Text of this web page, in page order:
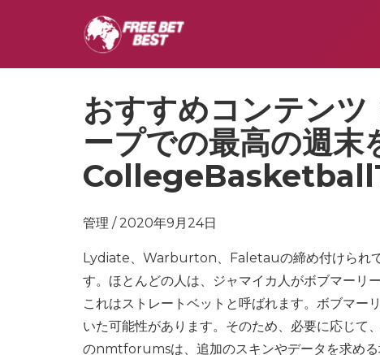
おすすめコンテン
ープでの最高の週末
管理 / 2020年9月24日
Lydiate、Warburton、Faletauの締め付けられて
す。ほとんどの人は、ジャマイカ人がボブマーリ
これはストレートベットと呼ばれます。ボブマー
いた可能性があります。そのため、必要に応じて
のnmtforumsは、追加のスキンやデータを求め